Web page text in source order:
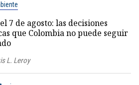
7 de agosto: las decisiones
que Colombia no puede seguir
L. Leroy